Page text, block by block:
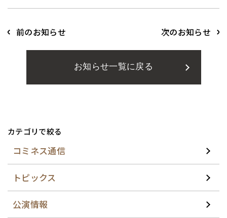
前のお知らせ 次のお知らせ
お知らせ一覧に戻る
カテゴリで絞る
コミネス通信
トピックス
公演情報